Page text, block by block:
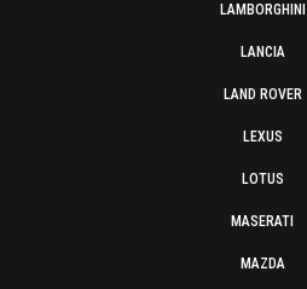
LAMBORGHINI
LANCIA
LAND ROVER
LEXUS
LOTUS
MASERATI
MAZDA